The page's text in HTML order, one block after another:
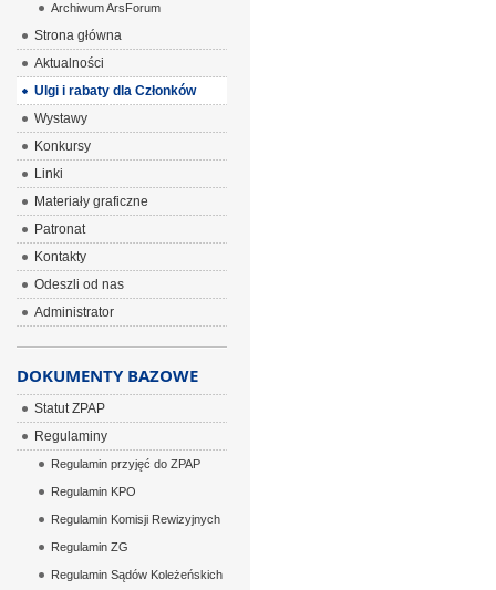
Archiwum ArsForum
Strona główna
Aktualności
Ulgi i rabaty dla Członków
Wystawy
Konkursy
Linki
Materiały graficzne
Patronat
Kontakty
Odeszli od nas
Administrator
DOKUMENTY BAZOWE
Statut ZPAP
Regulaminy
Regulamin przyjęć do ZPAP
Regulamin KPO
Regulamin Komisji Rewizyjnych
Regulamin ZG
Regulamin Sądów Koleżeńskich